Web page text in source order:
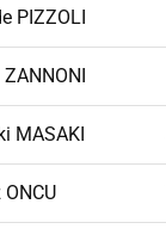
PIZZOLI
MASAKI